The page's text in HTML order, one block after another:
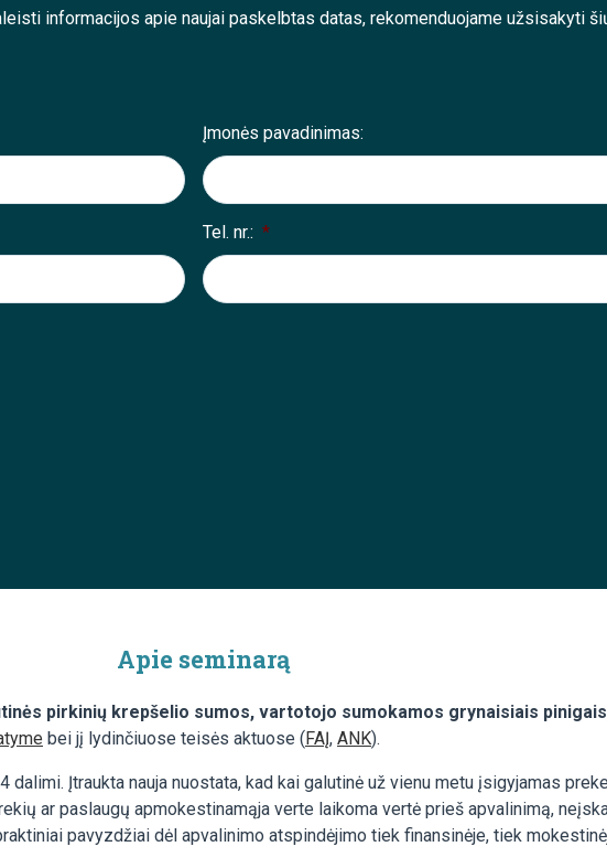
informacijos apie naujai paskelbtas datas, rekomenduojame užsisakyti
Įmonės pavadinimas:
Tel. nr.: *
Apie seminarą
pirkinių krepšelio sumos, vartotojo sumokamos grynaisiais
bei jį lydinčiuose teisės aktuose (FAĮ, ANK).
dalimi. Įtraukta nauja nuostata, kad kai galutinė už vienu metu įsigyjamas
ar paslaugų apmokestinamąja verte laikoma vertė prieš apvalinimą,
pavyzdžiai dėl apvalinimo atspindėjimo tiek finansinėje, tiek